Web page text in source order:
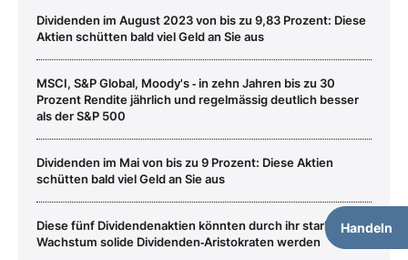
Handeln
Dividenden im August 2023 von bis zu 9,83 Prozent: Diese
Aktien schütten bald viel Geld an Sie aus
MSCI, S&P Global, Moody's ‑ in zehn Jahren bis zu 30
Prozent Rendite jährlich und regelmässig deutlich besser
als der S&P 500
Dividenden im Mai von bis zu 9 Prozent: Diese Aktien
schütten bald viel Geld an Sie aus
Diese fünf Dividendenaktien könnten durch ihr starkes
Wachstum solide Dividenden‑Aristokraten werden